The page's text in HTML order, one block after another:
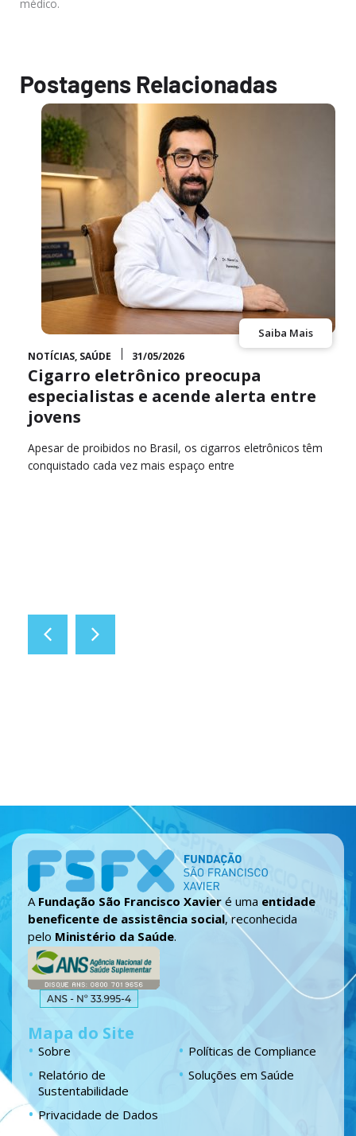
médico.
Postagens Relacionadas
Saiba Mais
NOTÍCIAS, SAÚDE 31/05/2026
Cigarro eletrônico preocupa
especialistas e acende alerta entre
jovens
Apesar de proibidos no Brasil, os cigarros eletrônicos têm
conquistado cada vez mais espaço entre
A Fundação São Francisco Xavier é uma entidade
beneficente de assistência social, reconhecida
pelo Ministério da Saúde.
Mapa do Site
Sobre
Políticas de Compliance
Relatório de
Sustentabilidade
Soluções em Saúde
Privacidade de Dados